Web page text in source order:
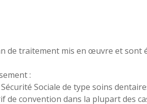
de traitement mis en œuvre et sont
:
Sociale de type soins
de convention dans la plupart des